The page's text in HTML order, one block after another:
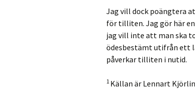
Jag vill dock poängtera
för tilliten. Jag gör här
jag vill inte att man ska
ödesbestämt utifrån ett
påverkar tilliten i nutid.
1 Källan är Lennart